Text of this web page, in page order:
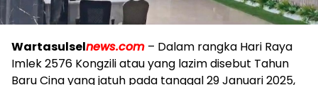
Wartasulselnews.com – Dalam rangka Hari Raya
Imlek 2576 Kongzili atau yang lazim disebut Tahun
Baru Cina yang jatuh pada tanggal 29 Januari 2025,